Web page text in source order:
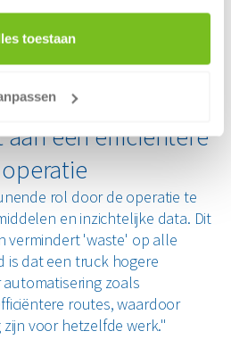
toestaan
nu op een agile manier,
nauwer samenwerken en sneller
een efficiëntere
rol door de operatie te
en inzichtelijke data. Dit
vermindert 'waste' op alle
is dat een truck hogere
zoals
routes, waardoor
voor hetzelfde werk."